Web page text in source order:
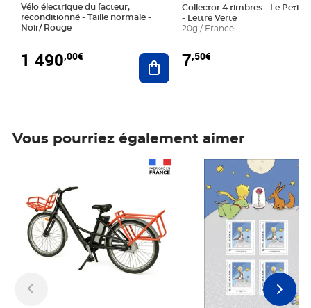
Vélo électrique du facteur,
reconditionné - Taille normale -
Noir/ Rouge
1 490,00€ Ajouter au panier
Collector 4 timbres - Le Petit
- Lettre Verte
20g / France
7,50€
Vous pourriez également aimer
Prix 7,50€